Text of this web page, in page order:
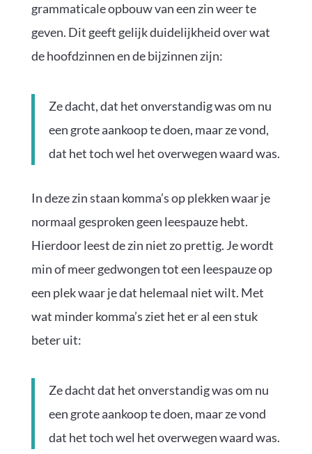
grammaticale opbouw van een zin weer te
geven. Dit geeft gelijk duidelijkheid over wat
de hoofdzinnen en de bijzinnen zijn:
Ze dacht, dat het onverstandig was om nu
een grote aankoop te doen, maar ze vond,
dat het toch wel het overwegen waard was.
In deze zin staan komma’s op plekken waar je
normaal gesproken geen leespauze hebt.
Hierdoor leest de zin niet zo prettig. Je wordt
min of meer gedwongen tot een leespauze op
een plek waar je dat helemaal niet wilt. Met
wat minder komma’s ziet het er al een stuk
beter uit:
Ze dacht dat het onverstandig was om nu
een grote aankoop te doen, maar ze vond
dat het toch wel het overwegen waard was.